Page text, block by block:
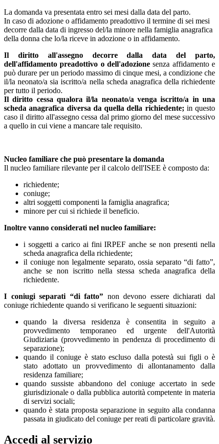
La domanda va presentata entro sei mesi dalla data del parto.
In caso di adozione o affidamento preadottivo il termine di sei mesi
decorre dalla data di ingresso del/la minore nella famiglia anagrafica
della donna che lo/la riceve in adozione o in affidamento.
Il diritto all'assegno decorre dalla data del parto,
dell'affidamento preadottivo o dell'adozione senza affidamento e
può durare per un periodo massimo di cinque mesi, a condizione che
il/la neonato/a sia iscritto/a nella scheda anagrafica della richiedente
per tutto il periodo.
Il diritto cessa qualora il/la neonato/a venga iscritto/a in una
scheda anagrafica diversa da quella della richiedente; in questo
caso il diritto all'assegno cessa dal primo giorno del mese successivo
a quello in cui viene a mancare tale requisito.
Nucleo familiare che può presentare la domanda
Il nucleo familiare rilevante per il calcolo dell'ISEE è composto da:
richiedente;
coniuge;
altri soggetti componenti la famiglia anagrafica;
minore per cui si richiede il beneficio.
Inoltre vanno considerati nel nucleo familiare:
i soggetti a carico ai fini IRPEF anche se non presenti nella
scheda anagrafica della richiedente;
il coniuge non legalmente separato, ossia separato “di fatto”,
anche se non iscritto nella stessa scheda anagrafica della
richiedente.
I coniugi separati “di fatto” non devono essere dichiarati dal
coniuge richiedente quando si verificano le seguenti situazioni:
quando la diversa residenza è consentita in seguito a
provvedimento temporaneo ed urgente dell'Autorità
Giudiziaria (provvedimento in pendenza di procedimento di
separazione);
quando il coniuge è stato escluso dalla potestà sui figli o è
stato adottato un provvedimento di allontanamento dalla
residenza familiare;
quando sussiste abbandono del coniuge accertato in sede
giurisdizionale o dalla pubblica autorità competente in materia
di servizi sociali;
quando è stata proposta separazione in seguito alla condanna
passata in giudicato del coniuge per reati di particolare gravità.
Accedi al servizio